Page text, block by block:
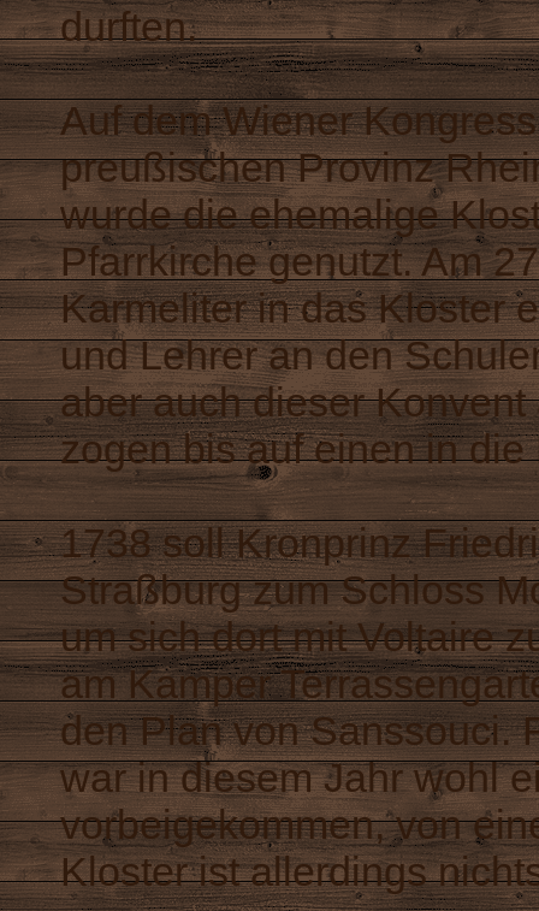
durften.
Auf dem Wiener
preußischen Provinz
wurde die ehemalige
Pfarrkirche genutzt. Am
Karmeliter in das Kloster
und Lehrer an den
aber auch dieser
zogen bis auf einen in
1738 soll Kronprinz
Straßburg zum Schloss
um sich dort mit Voltaire
am Kamper
den Plan von Sanssouci.
war in diesem Jahr wohl
vorbeigekommen, von
Kloster ist allerdings